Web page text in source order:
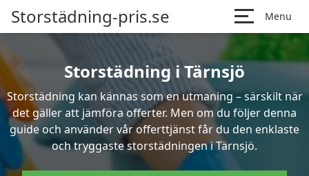
Storstädning-pris.se Menu
Storstädning i Tärnsjö
Storstädning kan kännas som en utmaning – särskilt när
det gäller att jämföra offerter. Men om du följer denna
guide och använder vår offerttjänst får du den enklaste
och tryggaste storstädningen i Tärnsjö.